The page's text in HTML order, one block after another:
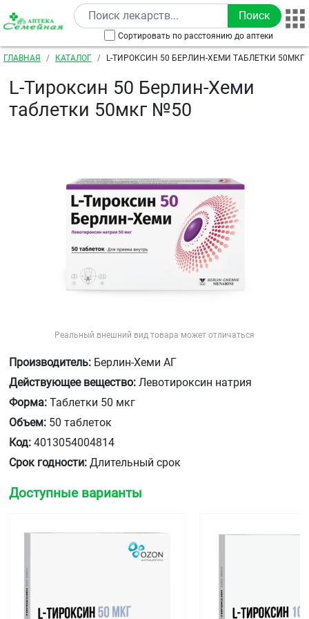
Перейти к основному содержанию
Сортировать по расстоянию до аптеки
Строка навигации
ГЛАВНАЯ КАТАЛОГ L-ТИРОКСИН 50 БЕРЛИН-ХЕМИ ТАБЛЕТКИ 50МКГ
L-Тироксин 50 Берлин-Хеми
таблетки 50мкг №50
Реальный внешний вид товара может отличаться
Производитель: Берлин-Хеми АГ
Действующее вещество: Левотироксин натрия
Форма: Таблетки 50 мкг
Объем: 50 таблеток
Код: 4013054004814
Срок годности: Длительный срок
Доступные варианты